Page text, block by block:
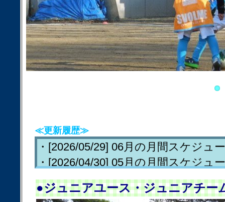
≪更新履歴≫
・[2026/05/29] 06月の月間スケジュ
・[2026/04/30] 05月の月間スケジュ
・[2026/04/28] JrY体験練習会、セレ
・[2026/03/24] 04月の月間スケジュ
●ジュニアユース・ジュニアチー